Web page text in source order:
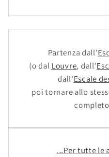
Partenza dall'
(o dal Louvre, dall'
dall'Escale
poi tornare allo
...Per tutte le